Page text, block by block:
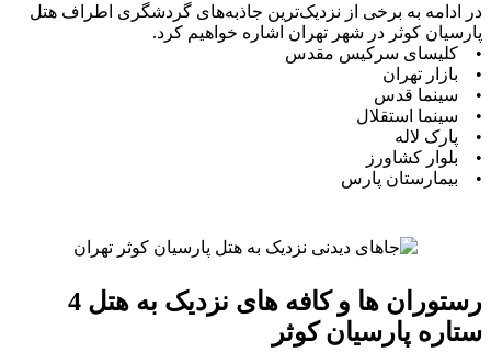
در ادامه به برخی از نزدیک‌ترین جاذبه‌های گردشگری اطراف هتل
پارسیان کوثر در شهر تهران اشاره خواهیم کرد.
• کلیسای سرکیس مقدس
• بازار تهران
• سینما قدس
• سینما استقلال
• پارک لاله
• بلوار کشاورز
• بیمارستان پارس
رستوران ها و کافه های نزدیک به هتل 4
ستاره پارسیان کوثر